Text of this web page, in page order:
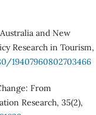
and New
Research in Tourism,
19407960802703466
From
Research, 35(2),